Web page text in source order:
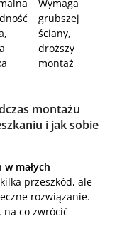
Wymaga
grubszej
ściany,
droższy
montaż
montażu
i jak sobie
małych
przeszkód, ale
rozwiązanie.
na co zwrócić